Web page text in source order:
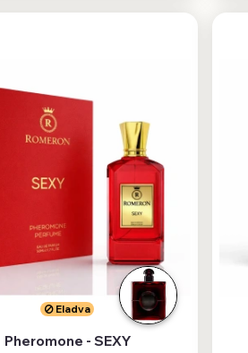
Eladva
Pheromone - SEXY